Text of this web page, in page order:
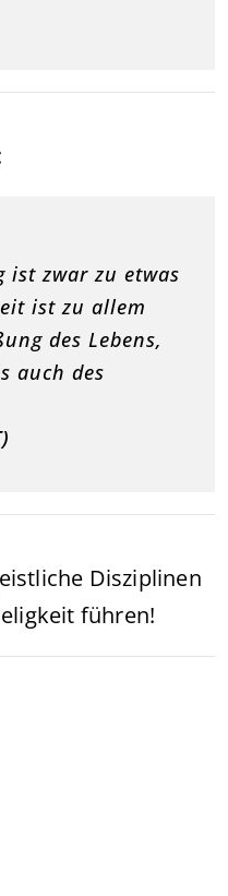
ist zwar zu etwas
ist zu allem
des Lebens,
auch des
Disziplinen
führen!